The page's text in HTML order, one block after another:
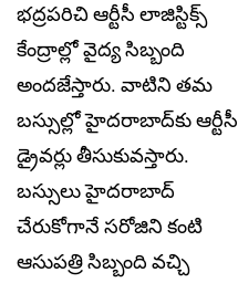
భ‌ద్ర‌ప‌రిచి ఆర్టీసీ లాజిస్టిక్స్
కేంద్రాల్లో వైద్య సిబ్బంది
అంద‌జేస్తారు. వాటిని త‌మ
బ‌స్సుల్లో హైద‌రాబాద్‌కు ఆర్టీసీ
డ్రైవ‌ర్లు తీసుకువ‌స్తారు.
బ‌స్సులు హైద‌రాబాద్
చేరుకోగానే స‌రోజిని కంటి
ఆసుప‌త్రి సిబ్బంది వ‌చ్చి